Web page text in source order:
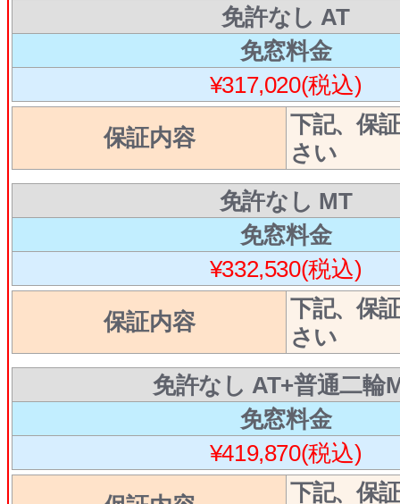
免許なし AT
免窓料金
¥317,020(税込)
保証内容
下記、保
さい
免許なし MT
免窓料金
¥332,530(税込)
保証内容
下記、保
さい
免許なし AT+普通二輪
免窓料金
¥419,870(税込)
下記、保